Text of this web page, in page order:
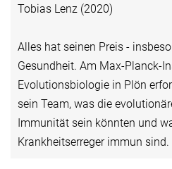
Tobias Lenz (2020)
Alles hat seinen Preis -
Gesundheit. Am Max-Planck-
Evolutionsbiologie in Plön
sein Team, was die
Immunität sein könnten und
Krankheitserreger immun